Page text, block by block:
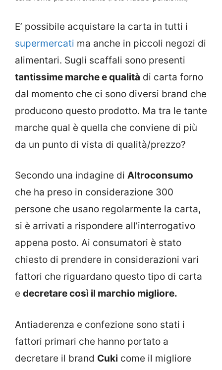
E’ possibile acquistare la carta in tutti i
supermercati ma anche in piccoli negozi di
alimentari. Sugli scaffali sono presenti
tantissime marche e qualità di carta forno
dal momento che ci sono diversi brand che
producono questo prodotto. Ma tra le tante
marche qual è quella che conviene di più
da un punto di vista di qualità/prezzo?
Secondo una indagine di Altroconsumo
che ha preso in considerazione 300
persone che usano regolarmente la carta,
si è arrivati a rispondere all’interrogativo
appena posto. Ai consumatori è stato
chiesto di prendere in considerazioni vari
fattori che riguardano questo tipo di carta
e decretare così il marchio migliore.
Antiaderenza e confezione sono stati i
fattori primari che hanno portato a
decretare il brand Cuki come il migliore